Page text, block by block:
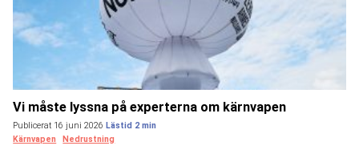
Vi måste lyssna på experterna om kärnvapen
Publicerat 16 juni 2026
Kärnvapen
Nedrustning